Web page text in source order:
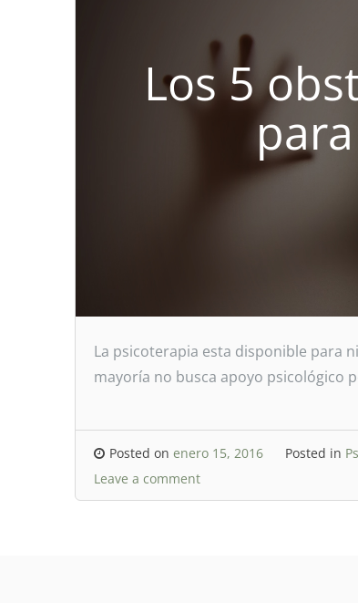
Los 5
La psicoterapia esta disponible para
mayoría no busca apoyo psicológico
Posted on enero 15, 2016 Posted in
Leave a comment